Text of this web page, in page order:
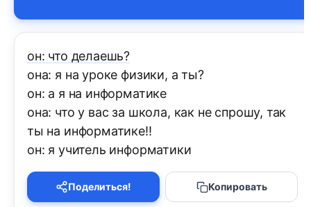
он: что делаешь?
она: я на уроке физики, а ты?
он: а я на информатике
она: что у вас за школа, как не спрошу, так
ты на информатике!!
он: я учитель информатики
Поделиться! Копировать